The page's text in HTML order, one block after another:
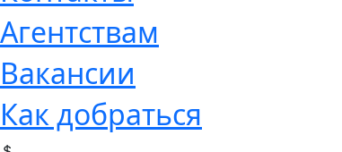
Агентствам
Вакансии
Как добраться